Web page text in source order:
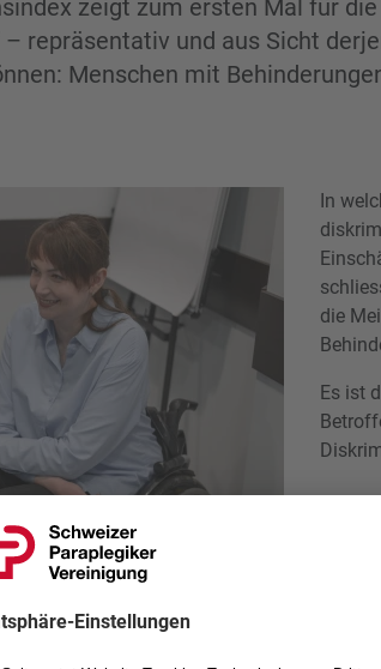
zeigt zum ersten Mal für
repräsentativ und aus Sicht
Menschen mit
In
die
Es ist